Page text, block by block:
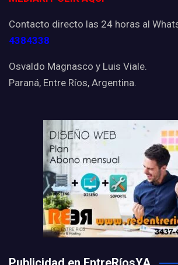
Contacto directo las 24 horas al
4384338
Osvaldo Magnasco y Luis Viale.
Paraná, Entre Ríos, Argentina.